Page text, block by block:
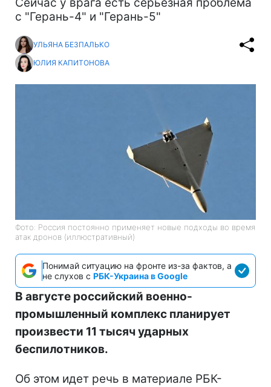
с "Герань-4" и "Герань-5"
УЛЬЯНА БЕЗПАЛЬКО
ЮЛИЯ КАПИТОНОВА
Фото: Россия постоянно применяет новые подходы во время
атак дронов (иллюстративный)
Понимай ситуацию на фронте из-за фактов, а
не слухов с РБК-Украина в Google
В августе российский военно-
промышленный комплекс планирует
произвести 11 тысяч ударных
беспилотников.
Об этом идет речь в материале РБК-